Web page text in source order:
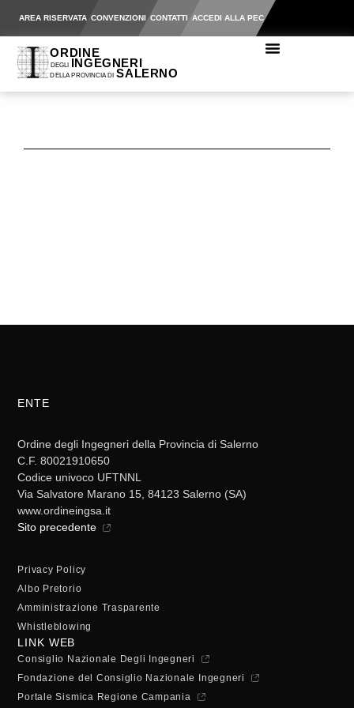
AREA RISERVATA CONVENZIONI CONTATTI ACCEDI ALLA PEC
ENTE
Ordine degli Ingegneri della Provincia di Salerno
C.F. 80021910650
Codice univoco UFTNNL
Via Salvatore Marano 15, 84123 Salerno (SA)
www.ordineingsa.it
Sito precedente
Privacy Policy
Albo Pretorio
Amministrazione Trasparente
Whistleblowing
LINK WEB
Consiglio Nazionale Degli Ingegneri
Fondazione del Consiglio Nazionale Ingegneri
Portale Sismica Regione Campania